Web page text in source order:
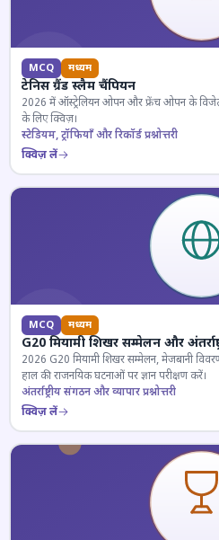
MCQ मध्यम
टेनिस ग्रैंड स्लैम चैंपियन
2026 में ऑस्ट्रेलियन ओपन और फ्रेंच ओपन के
के लिए क्विज़।
स्टेडियम, ट्रॉफियाँ और रिकॉर्ड प्रश्नोत्तरी
क्विज़ लें
MCQ मध्यम
G20 मियामी शिखर सम्मेलन और
2026 G20 मियामी शिखर सम्मेलन, मेजबानी
हाल की राजनयिक घटनाओं पर ज्ञान परीक्षण करें।
अंतर्राष्ट्रीय संगठन और व्यापार प्रश्नोत्तरी
क्विज़ लें